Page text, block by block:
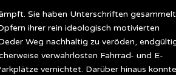
Sie haben Unterschriften
ihrer rein ideologisch motivierten
Weg nachhaltig zu veröden,
verwahrlosten Fahrrad- und E-
vernichtet. Darüber hinaus konnte